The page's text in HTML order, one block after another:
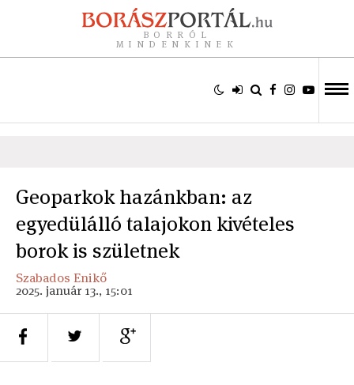
BORRÓL
MINDENKINEK
Geoparkok hazánkban: az
egyedülálló talajokon kivételes
borok is születnek
Szabados Enikő
2025. január 13., 15:01